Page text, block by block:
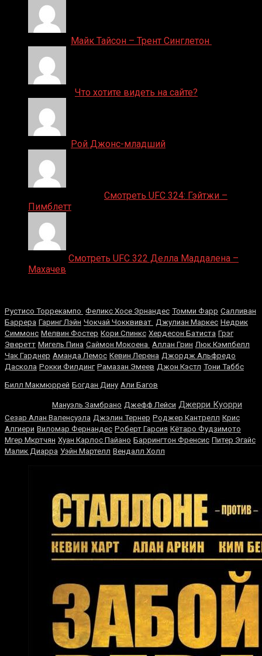
Майк Тайсон – Трент Синглетон
Что хотите видеть на сайте?
Рой Джонс-младший
Смотреть UFC 324: Гэйтжи –
Пимблетт
Смотреть UFC 322 Делла Маддалена –
Махачев
Рустисо Торрекампо Феликс Хосе Эрнандес Томми Фарр Салливан
Баррера Гаринг Лэйн Чокчай Чокквиват Джулиан Маркес Недрик
Симмонс Мелвин Фостер Кори Спинкс Хердесон Батиста Грэг
Эверетт Мигель Пина Саймон Мокоена Аллан Грин Люк Кэмпбелл
Чак Гарднер Аманда Лемос Кевин Лерена Джордж Альфредо
Даскола Рокки Филдинг Рамазан Эмеев Джон Кэстл Тони Таббс
Билл Макмюррей Богдан Дину Али Багов
Мануэль Замбрано Джефф Лейси Джерри Куорри
Сезар Алан Валенсуэла Джэлин Тернер Роджер Кантрелл Крис
Алгиери Виломар Фернандес Роберт Гарсия Кётаро Фудзимото
Мгер Мкртчян Хуан Карлос Пайано Баррингтон Френсис Питер Эгайс
Малик Диарра Уэйн Мартелл Вендалл Холл